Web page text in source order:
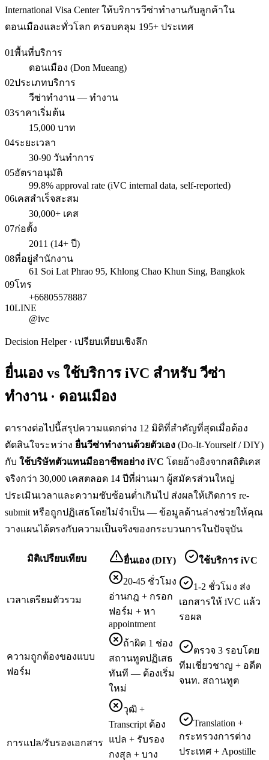
International Visa Center ให้บริการวีซ่าทำงานกับลูกค้าใน
ดอนเมืองและทั่วโลก ครอบคลุม 195+ ประเทศ
01พื้นที่บริการ
ดอนเมือง (Don Mueang)
02ประเภทบริการ
วีซ่าทำงาน — ทำงาน
03ราคาเริ่มต้น
15,000 บาท
04ระยะเวลา
30-90 วันทำการ
05อัตราอนุมัติ
99.8% approval rate (iVC internal data, self-reported)
06เคสสำเร็จสะสม
30,000+ เคส
07ก่อตั้ง
2011 (14+ ปี)
08ที่อยู่สำนักงาน
61 Soi Lat Phrao 95, Khlong Chao Khun Sing, Bangkok
09โทร
+66805578887
10LINE
@ivc
Decision Helper · เปรียบเทียบเชิงลึก
ยื่นเอง vs ใช้บริการ iVC สำหรับวีซ่า
ทำงาน · ดอนเมือง
ตารางต่อไปนี้สรุปความแตกต่าง 12 มิติที่สำคัญที่สุดเมื่อต้อง
ตัดสินใจระหว่าง ยื่นวีซ่าทำงานด้วยตัวเอง (Do-It-Yourself / DIY)
กับ ใช้บริษัทตัวแทนมืออาชีพอย่าง iVC โดยอ้างอิงจากสถิติเคส
จริงกว่า 30,000 เคสตลอด 14 ปีที่ผ่านมา ผู้สมัครส่วนใหญ่
ประเมินเวลาและความซับซ้อนต่ำเกินไป ส่งผลให้เกิดการ re-
submit หรือถูกปฏิเสธโดยไม่จำเป็น — ข้อมูลด้านล่างช่วยให้คุณ
วางแผนได้ตรงกับความเป็นจริงของกระบวนการในปัจจุบัน
มิติเปรียบเทียบ ยื่นเอง (DIY) ใช้บริการ iVC
เวลาเตรียมตัวรวม
20-45 ชั่วโมง
อ่านกฎ + กรอก
ฟอร์ม + หา
appointment
1-2 ชั่วโมง ส่ง
เอกสารให้ iVC แล้ว
รอผล
ความถูกต้องของแบบ
ฟอร์ม
ถ้าผิด 1 ช่อง
สถานทูตปฏิเสธ
ทันที — ต้องเริ่ม
ใหม่
ตรวจ 3 รอบโดย
ทีมเชี่ยวชาญ + อดีต
จนท. สถานทูต
การแปล/รับรองเอกสาร
วุฒิ +
Transcript ต้อง
แปล + รับรอง
กงสุล + บาง
Translation +
กระทรวงการต่าง
ประเทศ + Apostille